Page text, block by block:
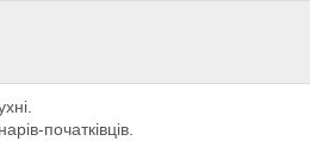
початківців.